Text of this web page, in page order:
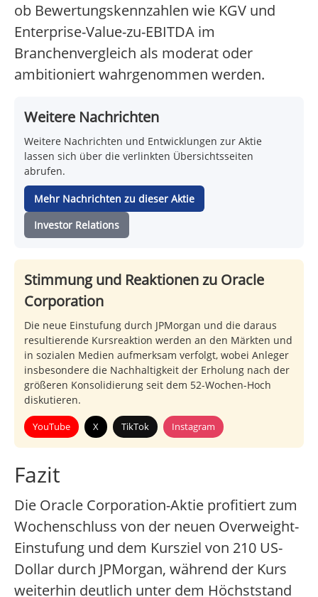
ob Bewertungskennzahlen wie KGV und
Enterprise-Value-zu-EBITDA im
Branchenvergleich als moderat oder
ambitioniert wahrgenommen werden.
Weitere Nachrichten
Weitere Nachrichten und Entwicklungen zur Aktie
lassen sich über die verlinkten Übersichtsseiten
abrufen.
Mehr Nachrichten zu dieser Aktie
Investor Relations
Stimmung und Reaktionen zu Oracle
Corporation
Die neue Einstufung durch JPMorgan und die daraus
resultierende Kursreaktion werden an den Märkten und
in sozialen Medien aufmerksam verfolgt, wobei Anleger
insbesondere die Nachhaltigkeit der Erholung nach der
größeren Konsolidierung seit dem 52-Wochen-Hoch
diskutieren.
YouTube X TikTok Instagram
Fazit
Die Oracle Corporation-Aktie profitiert zum
Wochenschluss von der neuen Overweight-
Einstufung und dem Kursziel von 210 US-
Dollar durch JPMorgan, während der Kurs
weiterhin deutlich unter dem Höchststand